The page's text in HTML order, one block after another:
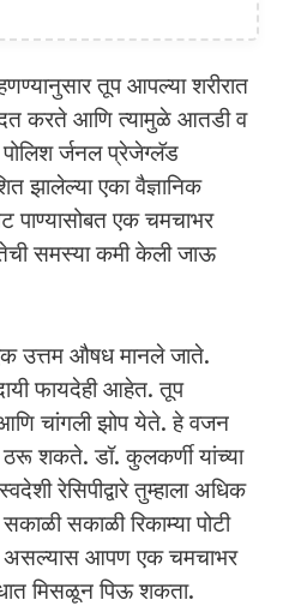
तूप आपल्या शरीरात
करते आणि त्यामुळे आतडी व
र्जनल प्रेजेग्लॅड
झालेल्या एका वैज्ञानिक
पाण्यासोबत एक चमचाभर
समस्या कमी केली जाऊ
उत्तम औषध मानले जाते.
फायदेही आहेत. तूप
चांगली झोप येते. हे वजन
शकते. डॉ. कुलकर्णी यांच्या
रेसिपीद्वारे तुम्हाला अधिक
सकाळी रिकाम्या पोटी
असल्यास आपण एक चमचाभर
मिसळून पिऊ शकता.